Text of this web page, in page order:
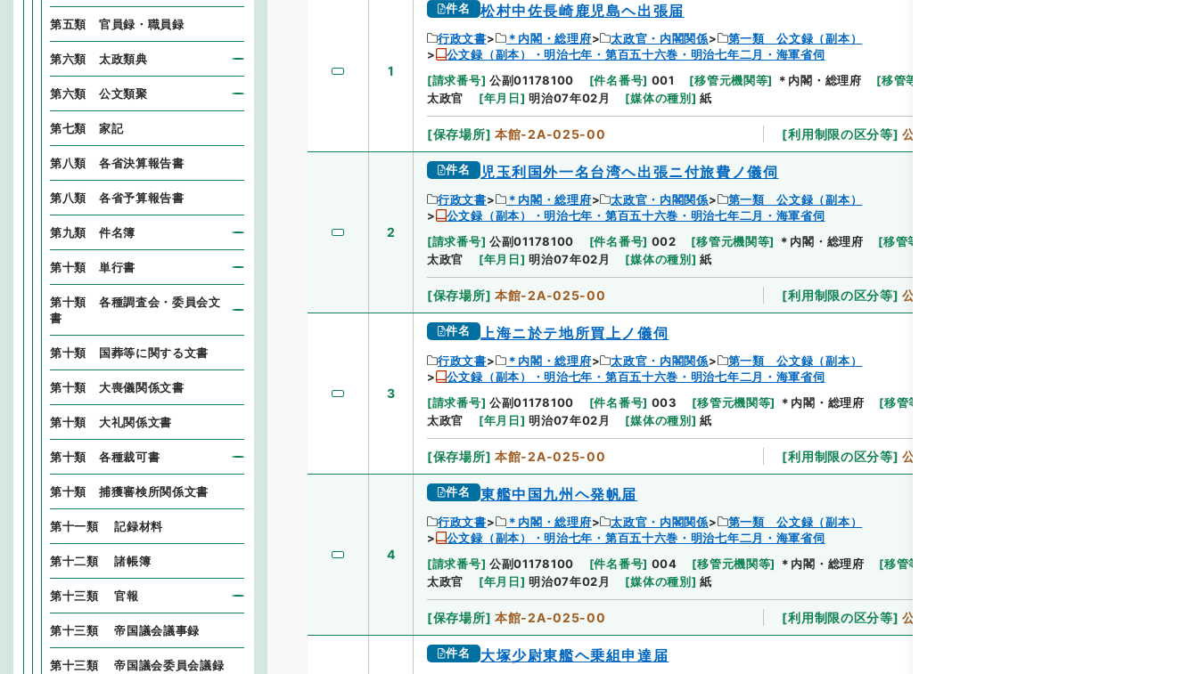
1
件名 松村中佐長崎鹿児島ヘ出張届
行政文書 ＊内閣・総理府 太政官・内閣関係
第一類 公文録（副本）
公文録（副本）・明治七年・第百五十六巻・明治七年二月・海軍省伺
[請求番号] 公副01178100 [件名番号] 001 [移管元機関等] ＊内閣・総理府 [移管等年度
太政官
[年月日] 明治07年02月 [媒体の種別 ] 紙
[保存場所] 本館-2A-025-00 [利用制限の区分等] 公開
2
件名 児玉利国外一名台湾ヘ出張ニ付旅費ノ儀伺
行政文書 ＊内閣・総理府 太政官・内閣関係
第一類 公文録（副本）
公文録（副本）・明治七年・第百五十六巻・明治七年二月・海軍省伺
[請求番号] 公副01178100 [件名番号] 002 [移管元機関等] ＊内閣・総理府 [移管等年度
太政官
[年月日] 明治07年02月 [媒体の種別 ] 紙
[保存場所] 本館-2A-025-00 [利用制限の区分等] 公開
3
件名 上海ニ於テ地所買上ノ儀伺
行政文書 ＊内閣・総理府 太政官・内閣関係
第一類 公文録（副本）
公文録（副本）・明治七年・第百五十六巻・明治七年二月・海軍省伺
[請求番号] 公副01178100 [件名番号] 003 [移管元機関等] ＊内閣・総理府 [移管等年度
太政官
[年月日] 明治07年02月 [媒体の種別 ] 紙
[保存場所] 本館-2A-025-00 [利用制限の区分等] 公開
4
件名 東艦中国九州ヘ発帆届
行政文書 ＊内閣・総理府 太政官・内閣関係
第一類 公文録（副本）
公文録（副本）・明治七年・第百五十六巻・明治七年二月・海軍省伺
[請求番号] 公副01178100 [件名番号] 004 [移管元機関等] ＊内閣・総理府 [移管等年度
太政官
[年月日] 明治07年02月 [媒体の種別 ] 紙
[保存場所] 本館-2A-025-00 [利用制限の区分等] 公開
件名 大塚少尉東艦ヘ乗組申達届
第五類 官員録・職員録
第六類 太政類典
第六類 公文類聚
第七類 家記
第八類 各省決算報告書
第八類 各省予算報告書
第九類 件名簿
第十類 単行書
第十類 各種調査会・委員会文
書
第十類 国葬等に関する文書
第十類 大喪儀関係文書
第十類 大礼関係文書
第十類 各種裁可書
第十類 捕獲審検所関係文書
第十一類 記録材料
第十二類 諸帳簿
第十三類 官報
第十三類 帝国議会議事録
第十三類 帝国議会委員会議録